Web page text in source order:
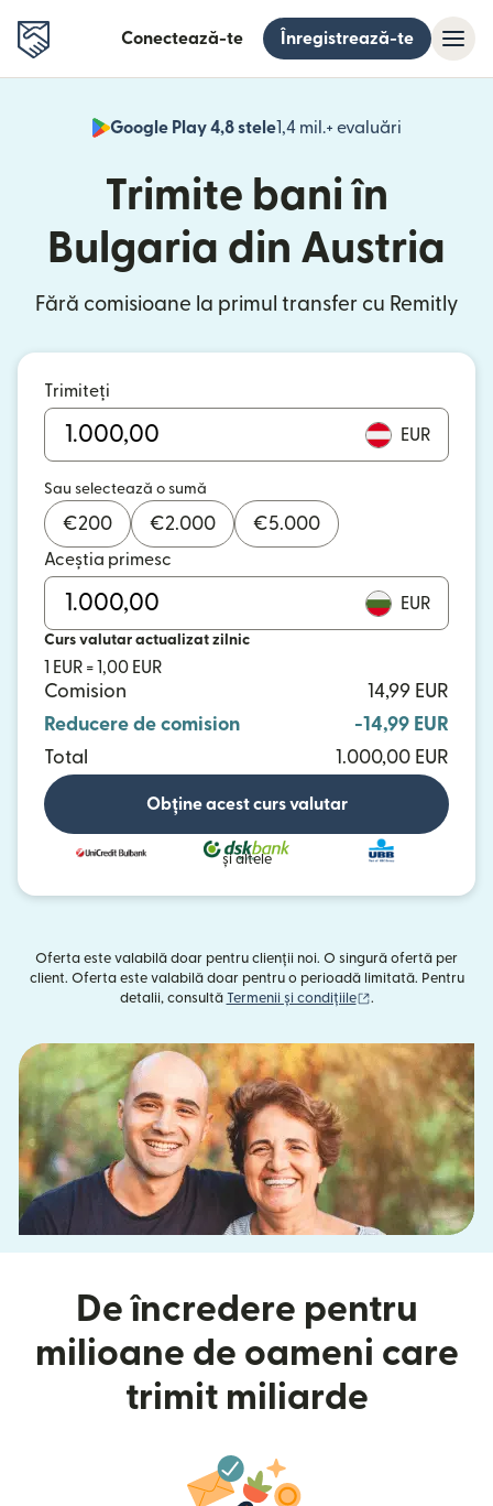
Conectează-te Înregistrează-te
Google Play 4,8 stele1,4 mil.+ evaluări
(se
Trimite bani în
Bulgaria din Austria
Fără comisioane la primul transfer cu Remitly
Trimiteți
EUR
Sau selectează o sumă
€200 €2.000 €5.000
Aceștia primesc
EUR
Curs valutar actualizat zilnic
1 EUR = 1,00 EUR
Comision
14,99 EUR
Reducere de comision
-14,99 EUR
Total
1.000,00 EUR
Obține acest curs valutar
și altele
Oferta este valabilă doar pentru clienții noi. O singură ofertă per
client. Oferta este valabilă doar pentru o perioadă limitată. Pentru
detalii, consultă Termenii și condițiile (se deschide într-
.
De încredere pentru
milioane de oameni care
trimit miliarde